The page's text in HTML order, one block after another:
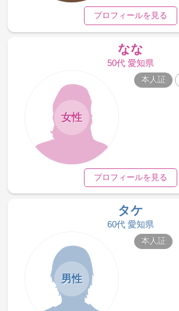
プロフィールを見る
なな
50代 愛知県
女性
本人証
プロフィールを見る
タケ
60代 愛知県
男性
本人証